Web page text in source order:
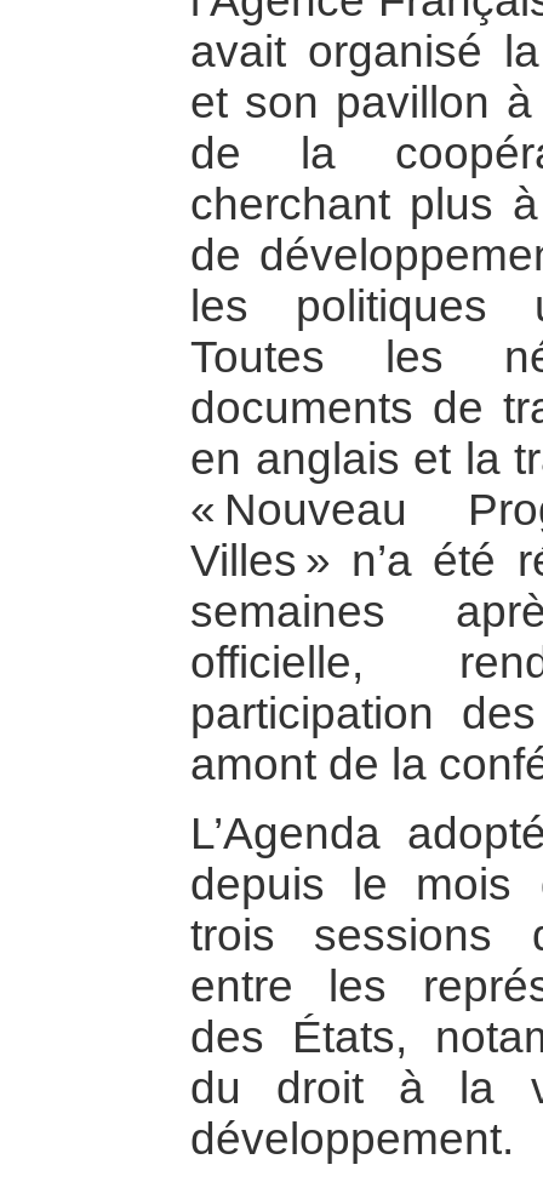
avait organisé
et son pavillon
de la
cherchant plus
de
les politiques
Toutes les
documents de
en anglais et la
« Nouveau
Villes » n’a été
semaines
officielle,
participation
amont de la
L’Agenda
depuis le mois
trois sessions
entre les
des États,
du droit à la
développement.